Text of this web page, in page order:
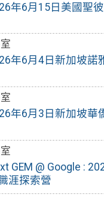
年6月15日美國聖
年6月4日新加坡諾
年6月3日新加坡華
GEM @ Google :
涯探索營